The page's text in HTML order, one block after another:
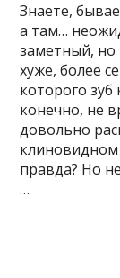
Знаете,
а там…
заметный, но
хуже, более
которого
конечно, не
довольно
клиновидном
правда? Но
…